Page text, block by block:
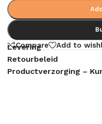
Compare Add to
Levering
Retourbeleid
Productverzorging –